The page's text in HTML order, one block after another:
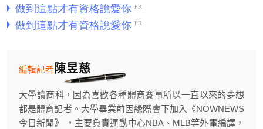
陳昱慈
編輯記者
大學讀商科，因為喜歡各種體育賽事所以一直以來的夢想
都是體育記者。大學畢業前因緣際會下加入《NOWNEWS
今日新聞》 ，主要負責運動中心NBA、MLB等外電編譯，